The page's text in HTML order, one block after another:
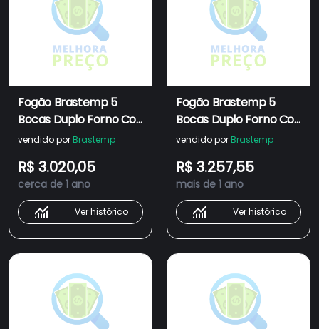
Fogão Brastemp 5
Bocas Duplo Forno Cor
Inox Com Botões
Aro Protetor -
BFD5NCR
vendido por Brastemp
R$ 3.020,05
cerca de 1 ano
Ver histórico
Fogão Brastemp 5
Bocas Duplo Forno Cor
Inox Com Botões
Aro Protetor -
BFD5NCR
vendido por Brastemp
R$ 3.257,55
mais de 1 ano
Ver histórico